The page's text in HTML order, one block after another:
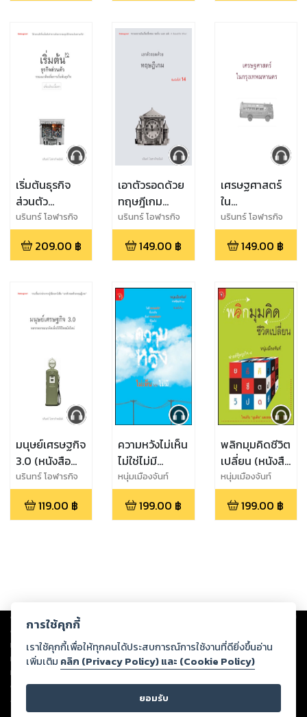
เริ่มต้นธุรกิจ
ส่วนตัว
(หนังสือเสียง)
นรินทร์ โอฬารกิจ
อนันต์a
209.00 ฿
เอาตัวรอดด้วย
ทฤษฎีเกม
(หนังสือเสียง)
นรินทร์ โอฬารกิจ
อนันต์a
149.00 ฿
เศรษฐศาสตร์
ใน
กรุงเทพมหานคร
(หนังสือเสียง)
นรินทร์ โอฬารกิจ
อนันต์a
149.00 ฿
มนุษย์เศรษฐกิจ
3.0 (หนังสือ
เสียง)
นรินทร์ โอฬารกิจ
อนันต์a
119.00 ฿
ความหวังไม่เห็น
ไม่ใช่ไม่มี
(หนังสือเสียง)
หนุ่มเมืองจันท์
199.00 ฿
พลิกมุมคิดชีวิต
เปลี่ยน (หนังสือ
เสียง)
หนุ่มเมืองจันท์
199.00 ฿
Copyright © 2026
ต่อผลงานหรือเนื้อหาใดที่อัปโหลดผ่านเว็บไซต์และปรากฏว่าละเมิดสิทธิใน
ทรัพย์สินทางปัญญาของบุคคลอื่นหรือขัดต่อกฎหมายและศีลธรรม ดังนั้น ผู้อ่าน
ทุกท่านโปรดใช้วิจารณญาณในการกลั่นกรองด้วยตนเอง และหากท่านพบว่าส่วน
หนึ่งส่วนใดขัดต่อกฎหมายและศีลธรรม กรุณาแจ้งมายังบริษัท เพื่อทีมงานจะได้
ดำเนินการในทันที ทั้งนี้ ทางสตอรี่ล็อกขอสงวนลิขสิทธิ์ตามพระราชบัญญัติ
ลิขสิทธิ์ พ.ศ. 2537 (ฉบับล่าสุด)
การใช้คุกกี้
เราใช้คุกกี้เพื่อให้ทุกคนได้ประสบการณ์การใช้งานที่ดียิ่งขึ้นอ่าน
เพิ่มเติม คลิก (Privacy Policy) และ (Cookie Policy)
ยอมรับ